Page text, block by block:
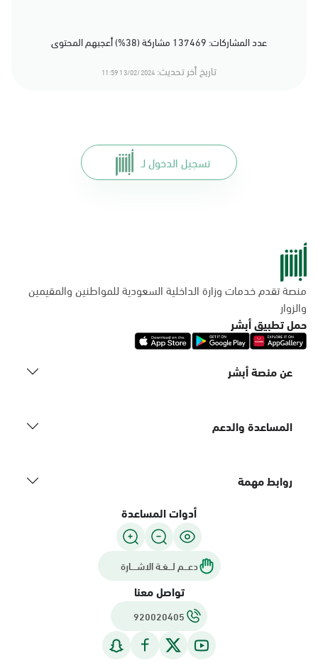
عدد المشاركات: 137469 مشاركة (38%) أعجبهم المحتوى
تاريخ أخر تحديث: 13/02/2024 11:59
تسجيل الدخول لـ
منصة تقدم خدمات وزارة الداخلية السعودية للمواطنين والمقيمين
والزوار
حمل تطبيق أبشر
عن منصة أبشر
المساعدة والدعم
روابط مهمة
أدوات المساعدة
دعـــم لـــغـة الاشــــارة
تواصل معنا
920020405